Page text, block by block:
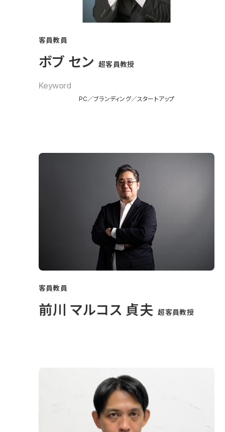
客員教員
ボブ セン 超客員教授
Keyword
PC ブランディング スタートアップ
客員教員
前川 マルコス 貞夫 超客員教授